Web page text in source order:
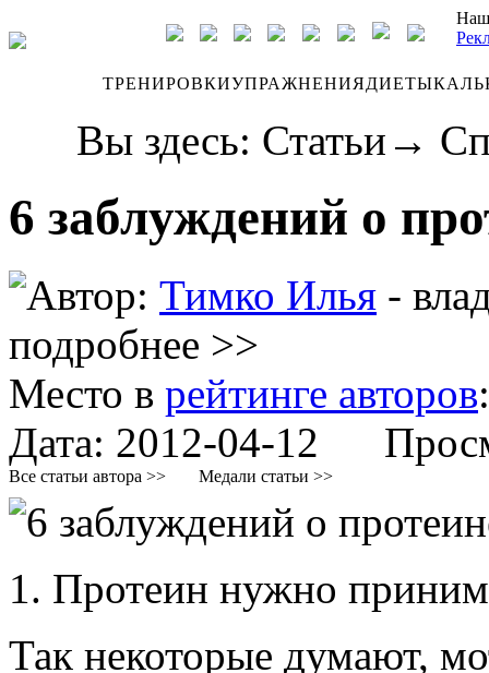
ТРЕНИРОВКИУПРАЖНЕНИЯДИЕТЫ
Вы здесь: Статьи →
6 заблуждений о
Автор: Тимко Илья -
подробнее >>
Место в рейтинге авторов
Дата: 2012-04-12
Все статьи автора >> Медали статьи >>
1. Протеин нужно
Так некоторые думают,